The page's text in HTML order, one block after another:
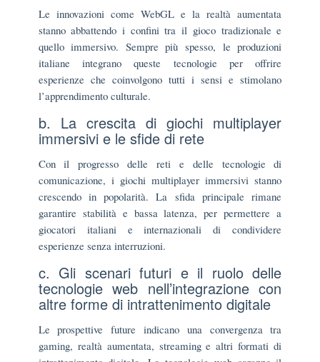
Le innovazioni come WebGL e la realtà aumentata
stanno abbattendo i confini tra il gioco tradizionale e
quello immersivo. Sempre più spesso, le produzioni
italiane integrano queste tecnologie per offrire
esperienze che coinvolgono tutti i sensi e stimolano
l’apprendimento culturale.
b. La crescita di giochi multiplayer
immersivi e le sfide di rete
Con il progresso delle reti e delle tecnologie di
comunicazione, i giochi multiplayer immersivi stanno
crescendo in popolarità. La sfida principale rimane
garantire stabilità e bassa latenza, per permettere a
giocatori italiani e internazionali di condividere
esperienze senza interruzioni.
c. Gli scenari futuri e il ruolo delle
tecnologie web nell’integrazione con
altre forme di intrattenimento digitale
Le prospettive future indicano una convergenza tra
gaming, realtà aumentata, streaming e altri formati di